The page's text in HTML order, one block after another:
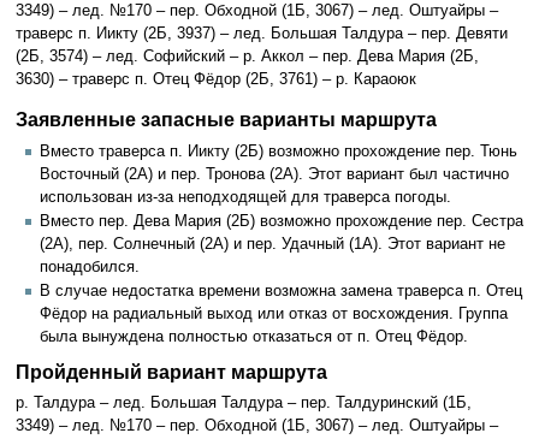
3349) – лед. №170 – пер. Обходной (1Б, 3067) – лед. Оштуайры –
траверс п. Иикту (2Б, 3937) – лед. Большая Талдура – пер. Девяти
(2Б, 3574) – лед. Софийский – р. Аккол – пер. Дева Мария (2Б,
3630) – траверс п. Отец Фёдор (2Б, 3761) – р. Караоюк
Заявленные запасные варианты маршрута
Вместо траверса п. Иикту (2Б) возможно прохождение пер. Тюнь
Восточный (2А) и пер. Тронова (2А). Этот вариант был частично
использован из-за неподходящей для траверса погоды.
Вместо пер. Дева Мария (2Б) возможно прохождение пер. Сестра
(2А), пер. Солнечный (2А) и пер. Удачный (1А). Этот вариант не
понадобился.
В случае недостатка времени возможна замена траверса п. Отец
Фёдор на радиальный выход или отказ от восхождения. Группа
была вынуждена полностью отказаться от п. Отец Фёдор.
Пройденный вариант маршрута
р. Талдура – лед. Большая Талдура – пер. Талдуринский (1Б,
3349) – лед. №170 – пер. Обходной (1Б, 3067) – лед. Оштуайры –